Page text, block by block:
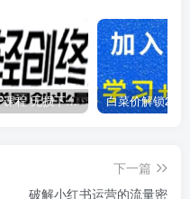
全网VIP课程 无损下载~
下一篇
破解小红书运营的流量密